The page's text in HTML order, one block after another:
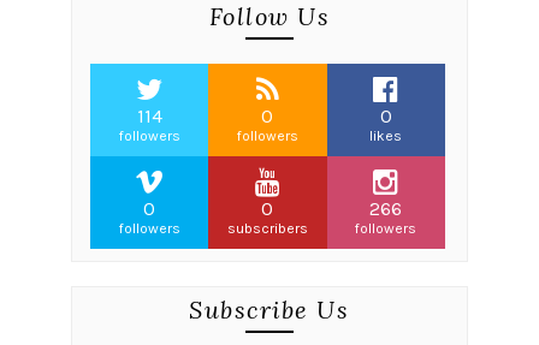
Follow Us
114
followers
0
followers
0
likes
0
followers
0
subscribers
266
followers
Subscribe Us